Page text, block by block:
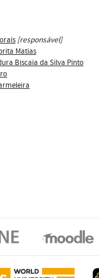
[responsável]
Matias
Biscaia da Silva Pinto